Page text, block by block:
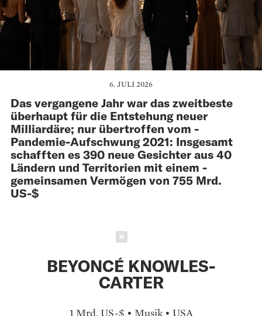
6. JULI 2026
Das vergangene Jahr war das zweitbeste
überhaupt für die Entstehung neuer
Milliardäre; nur übertroffen vom ­
Pandemie-Aufschwung 2021: Insgesamt
schafften es 390 neue Gesichter aus 40
Ländern und Territorien mit ­einem ­
gemeinsamen Vermögen von 755 Mrd.
US-$
BEYONCÉ KNOWLES-
CARTER
1 Mrd. US-$ • Musik • USA